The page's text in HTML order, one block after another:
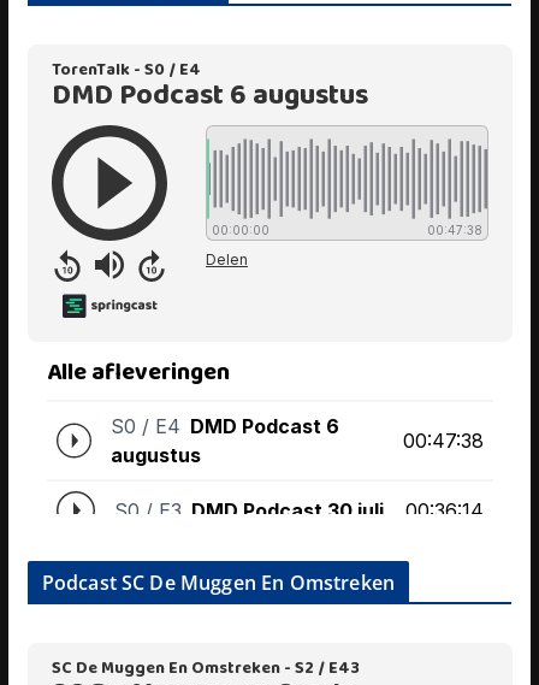
Podcast SC De Muggen En Omstreken